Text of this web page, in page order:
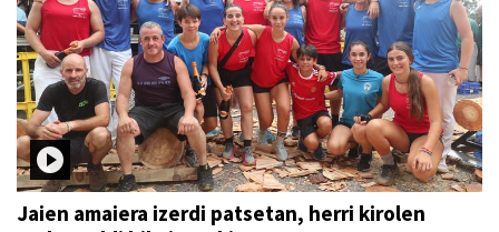
Jaien amaiera izerdi patsetan, herri kirolen